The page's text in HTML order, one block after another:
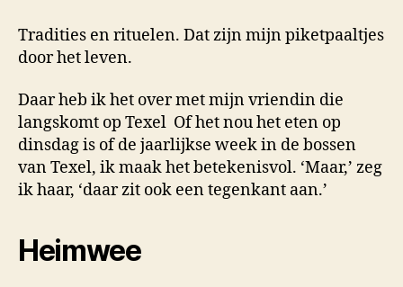
laat
Tradities en rituelen. Dat zijn mijn piketpaaltjes
door het leven.
Daar heb ik het over met mijn vriendin die
langskomt op Texel Of het nou het eten op
dinsdag is of de jaarlijkse week in de bossen
van Texel, ik maak het betekenisvol. ‘Maar,’ zeg
ik haar, ‘daar zit ook een tegenkant aan.’
Heimwee